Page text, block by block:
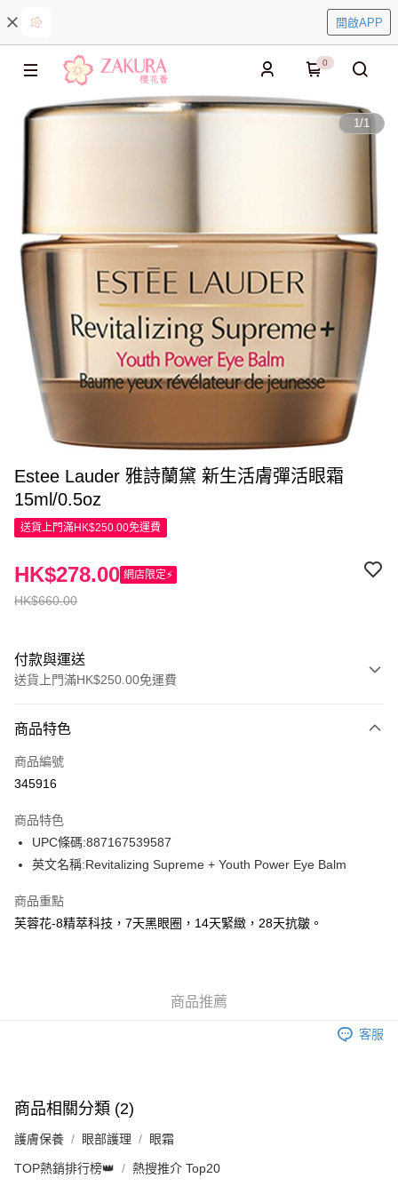
開啟APP
0
1/1
Estee Lauder 雅詩蘭黛 新生活膚彈活眼霜
15ml/0.5oz
送貨上門滿HK$250.00免運費
HK$660.00
HK$278.00 網店限定⚡
付款與運送
送貨上門滿HK$250.00免運費
信用卡
Apple Pay
WeChat Pay
JD京東物流，訂單確認發貨後2-4個工作天送達
滿 HK$250.00 或以上免運費
商品特色
商品編號
345916
商品特色
UPC條碼:887167539587
英文名稱:Revitalizing Supreme + Youth Power Eye Balm
商品重點
芙蓉花-8精萃科技，7天黑眼圈，14天緊緻，28天抗皺。
商品推薦
客服
商品相關分類 (2)
護膚保養 眼部護理 眼霜
TOP熱銷排行榜👑 熱搜推介 Top20